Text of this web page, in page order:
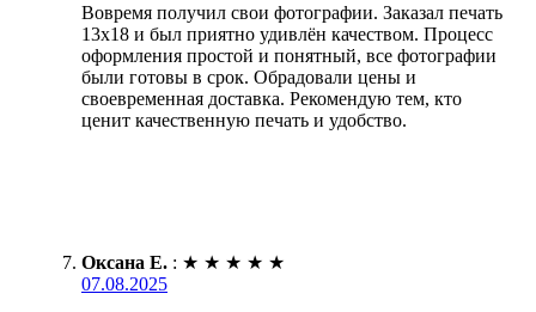
Вовремя получил свои фотографии. Заказал печать
13х18 и был приятно удивлён качеством. Процесс
оформления простой и понятный, все фотографии
были готовы в срок. Обрадовали цены и
своевременная доставка. Рекомендую тем, кто
ценит качественную печать и удобство.
Оксана Е. : ★ ★ ★ ★ ★
07.08.2025